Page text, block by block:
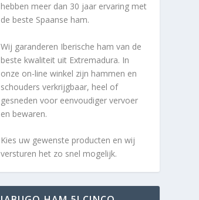
hebben meer dan 30 jaar ervaring met
de beste Spaanse ham.
Wij garanderen Iberische ham van de
beste kwaliteit uit Extremadura. In
onze on-line winkel zijn hammen en
schouders verkrijgbaar, heel of
gesneden voor eenvoudiger vervoer
en bewaren.
Kies uw gewenste producten en wij
versturen het zo snel mogelijk.